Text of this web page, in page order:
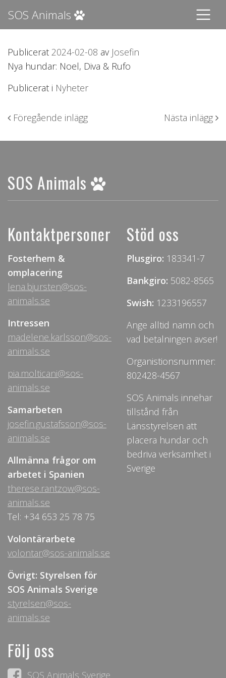
SOS Animals
Publicerat 2024-02-08 av Josefin
Nya hundar: Noel, Diva & Rufo
Publicerat i Nyheter
Inläggsnavigering
Föregående inlägg Nästa inlägg
SOS Animals
Kontaktpersoner
Fosterhem &
omplacering
lena.bjursten@sos-
animals.se
Intressen
madelene.karlsson@sos-
animals.se
pia.molticani@sos-
animals.se
Samarbeten
josefin.gustafsson@sos-
animals.se
Allmänna frågor om
arbetet i Spanien
therese.rantzow@sos-
animals.se
Tel: +34 653 25 78 75
Volontärarbete
volontar@sos-animals.se
Övrigt: Styrelsen för
SOS Animals Sverige
styrelsen@sos-
animals.se
Stöd oss
Plusgiro: 183341-7
Bankgiro: 5082-8565
Swish: 1233196557
Ange alltid namn och
vad betalningen avser!
Organistionsnummer:
802428-4567
SOS Animals innehar
tillstånd från
Länsstyrelsen att
placera hundar och
bedriva verksamhet i
Sverige
Följ oss
SOS Animals Sverige